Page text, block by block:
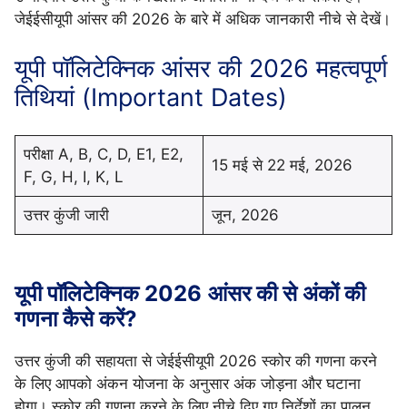
जेईईसीयूपी आंसर की 2026 के बारे में अधिक जानकारी नीचे से देखें।
यूपी पॉलिटेक्निक आंसर की 2026 महत्वपूर्ण
तिथियां (Important Dates)
परीक्षा A, B, C, D, E1, E2,
F, G, H, I, K, L
15 मई से 22 मई, 2026
उत्तर कुंजी जारी जून, 2026
यूपी पॉलिटेक्निक 2026 आंसर की से अंकों की
गणना कैसे करें?
उत्तर कुंजी की सहायता से जेईईसीयूपी 2026 स्कोर की गणना करने
के लिए आपको अंकन योजना के अनुसार अंक जोड़ना और घटाना